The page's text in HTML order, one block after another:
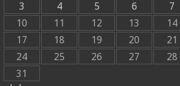
3
4 5 6 7
10
11 12 13 14
17
18 19 20 21
24
25 26 27 28
31